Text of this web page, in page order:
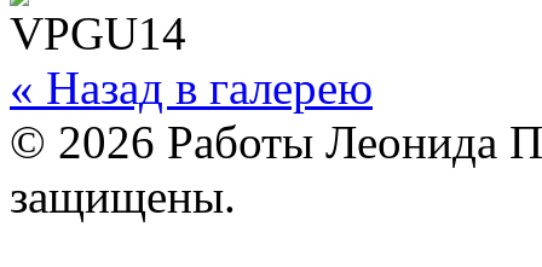
« Назад в галерею
© 2026 Работы Леонида
защищены.